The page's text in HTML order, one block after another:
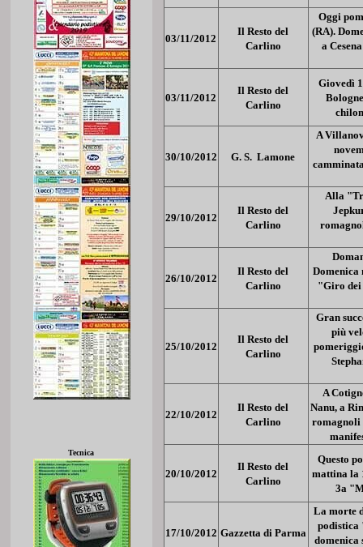
03/11/2012
Il Resto del
Carlino
Oggi
(RA).
a
03/11/2012
Il Resto del
Carlino
Giovedì
30/10/2012 G. S. Lamone
A
29/10/2012
Il Resto del
Carlino
Alla
26/10/2012
Il Resto del
Carlino
Domenica
"Giro dei
25/10/2012
Il Resto del
Carlino
Gran
più
22/10/2012
Il Resto del
Carlino
A
Nanu, a
romagnoli
20/10/2012
Il Resto del
Carlino
Questo
mattina la
3a
17/10/2012 Gazzetta di Parma
La morte
podistica
domenica
Tecnica